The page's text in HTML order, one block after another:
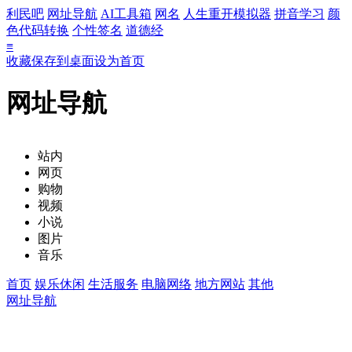
利民吧 网址导航 AI工具箱 网名 人生重开模拟器 拼音学习 颜
色代码转换 个性签名 道德经
≡
收藏保存到桌面设为首页
网址导航
站内
网页
购物
视频
小说
图片
音乐
首页 娱乐休闲 生活服务 电脑网络 地方网站 其他
网址导航